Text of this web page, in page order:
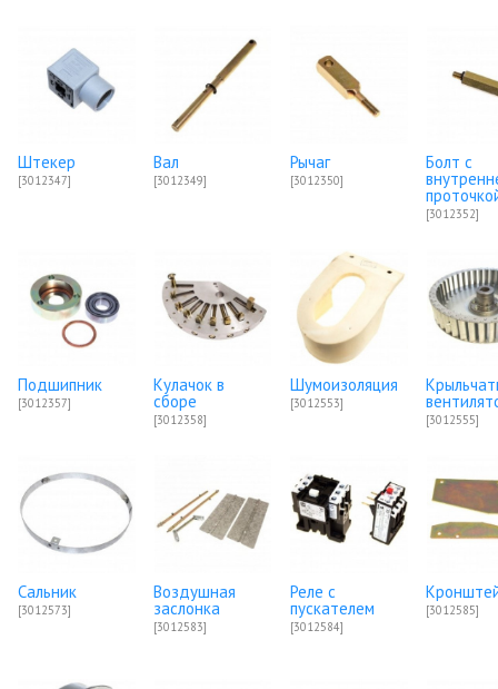
Штекер
[3012347]
Вал
[3012349]
Рычаг
[3012350]
Болт с
[3012352]
Подшипник
[3012357]
Кулачок в
сборе
[3012358]
Шумоизоляция
[3012553]
[3012555]
Сальник
[3012573]
Воздушная
заслонка
[3012583]
Реле с
пускателем
[3012584]
[3012585]